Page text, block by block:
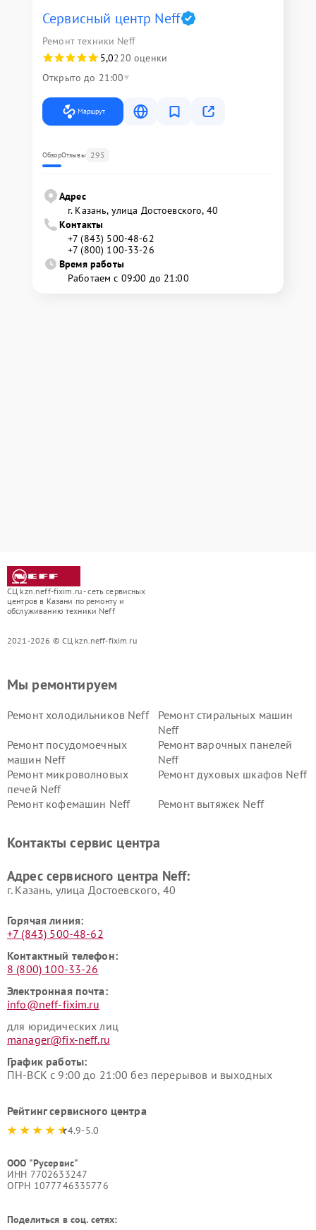
Сервисный центр Neff
Ремонт техники Neff
5,0220 оценки
Открыто до 21:00
Маршрут
ОбзорОтзывы 295
Адрес
г. Казань, улица Достоевского, 40
Контакты
+7 (843) 500-48-62
+7 (800) 100-33-26
Время работы
Работаем с 09:00 до 21:00
СЦ kzn.neff-fixim.ru - сеть сервисных
центров в Казани по ремонту и
обслуживанию техники Neff
2021-2026 © СЦ kzn.neff-fixim.ru
Мы ремонтируем
Ремонт холодильников Neff
Ремонт стиральных машин
Neff
Ремонт посудомоечных
машин Neff
Ремонт варочных панелей
Neff
Ремонт микроволновых
печей Neff
Ремонт духовых шкафов Neff
Ремонт кофемашин Neff Ремонт вытяжек Neff
Контакты сервис центра
Адрес сервисного центра Neff:
г. Казань, улица Достоевского, 40
Горячая линия:
+7 (843) 500-48-62
Контактный телефон:
8 (800) 100-33-26
Электронная почта:
info@neff-fixim.ru
для юридических лиц
manager@fix-neff.ru
График работы:
ПН-ВСК с 9:00 до 21:00 без перерывов и выходных
Рейтинг сервисного центра
4.9-5.0
ООО "Русервис"
ИНН 7702633247
ОГРН 1077746335776
Поделиться в соц. сетях: